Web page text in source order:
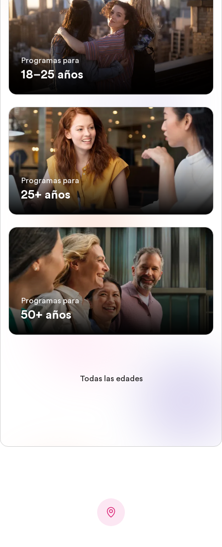
Programas para
18–25 años
Programas para
25+ años
Programas para
50+ años
Todas las edades